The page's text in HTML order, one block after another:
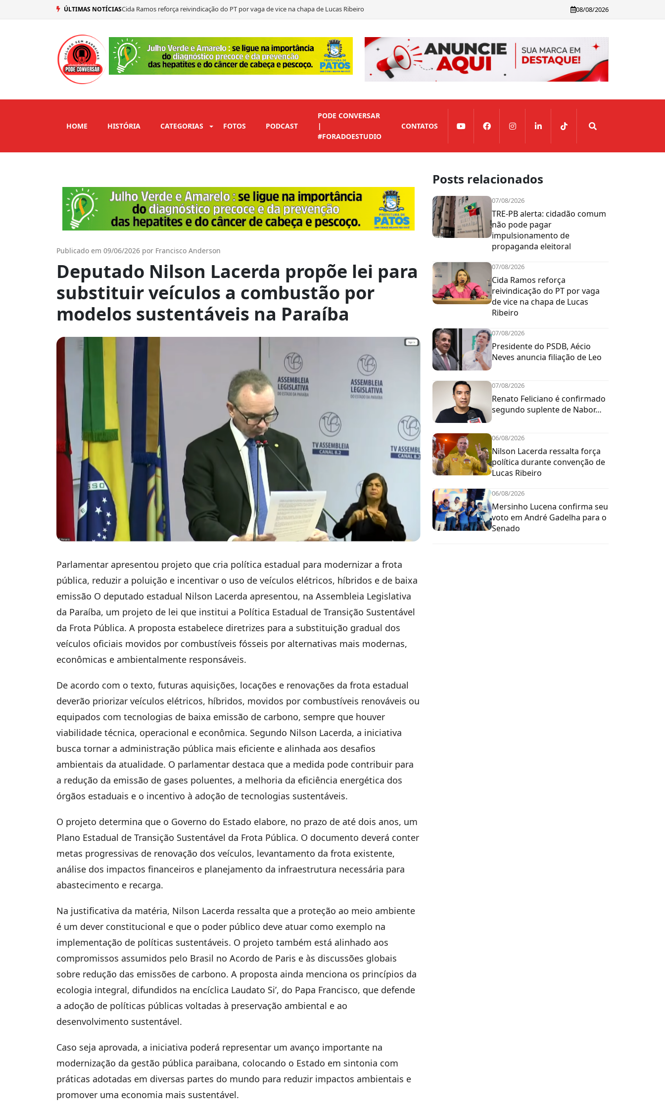
ÚLTIMAS NOTÍCIASCida Ramos reforça reivindicação do PT por vaga de vice na chapa de Lucas Ribeiro
Presidente do PSDB, Aécio Neves anuncia filiação de Leo
Nilson Lacerda ressalta força política durante convenção de Lucas Ribeiro
08/08/2026
HOME HISTÓRIA CATEGORIAS FOTOS PODCAST
PODE CONVERSAR
|
#FORADOESTUDIO
CONTATOS
Publicado em 09/06/2026 por Francisco Anderson
Deputado Nilson Lacerda propõe lei para
substituir veículos a combustão por
modelos sustentáveis na Paraíba
Parlamentar apresentou projeto que cria política estadual para modernizar a frota
pública, reduzir a poluição e incentivar o uso de veículos elétricos, híbridos e de baixa
emissão O deputado estadual Nilson Lacerda apresentou, na Assembleia Legislativa
da Paraíba, um projeto de lei que institui a Política Estadual de Transição Sustentável
da Frota Pública. A proposta estabelece diretrizes para a substituição gradual dos
veículos oficiais movidos por combustíveis fósseis por alternativas mais modernas,
econômicas e ambientalmente responsáveis.
De acordo com o texto, futuras aquisições, locações e renovações da frota estadual
deverão priorizar veículos elétricos, híbridos, movidos por combustíveis renováveis ou
equipados com tecnologias de baixa emissão de carbono, sempre que houver
viabilidade técnica, operacional e econômica. Segundo Nilson Lacerda, a iniciativa
busca tornar a administração pública mais eficiente e alinhada aos desafios
ambientais da atualidade. O parlamentar destaca que a medida pode contribuir para
a redução da emissão de gases poluentes, a melhoria da eficiência energética dos
órgãos estaduais e o incentivo à adoção de tecnologias sustentáveis.
O projeto determina que o Governo do Estado elabore, no prazo de até dois anos, um
Plano Estadual de Transição Sustentável da Frota Pública. O documento deverá conter
metas progressivas de renovação dos veículos, levantamento da frota existente,
análise dos impactos financeiros e planejamento da infraestrutura necessária para
abastecimento e recarga.
Na justificativa da matéria, Nilson Lacerda ressalta que a proteção ao meio ambiente
é um dever constitucional e que o poder público deve atuar como exemplo na
implementação de políticas sustentáveis. O projeto também está alinhado aos
compromissos assumidos pelo Brasil no Acordo de Paris e às discussões globais
sobre redução das emissões de carbono. A proposta ainda menciona os princípios da
ecologia integral, difundidos na encíclica Laudato Si’, do Papa Francisco, que defende
a adoção de políticas públicas voltadas à preservação ambiental e ao
desenvolvimento sustentável.
Caso seja aprovada, a iniciativa poderá representar um avanço importante na
modernização da gestão pública paraibana, colocando o Estado em sintonia com
práticas adotadas em diversas partes do mundo para reduzir impactos ambientais e
promover uma economia mais sustentável.
Posts relacionados
07/08/2026
TRE-PB alerta: cidadão comum
não pode pagar
impulsionamento de
propaganda eleitoral
07/08/2026
Cida Ramos reforça
reivindicação do PT por vaga
de vice na chapa de Lucas
Ribeiro
07/08/2026
Presidente do PSDB, Aécio
Neves anuncia filiação de Leo
07/08/2026
Renato Feliciano é confirmado
segundo suplente de Nabor…
06/08/2026
Nilson Lacerda ressalta força
política durante convenção de
Lucas Ribeiro
06/08/2026
Mersinho Lucena confirma seu
voto em André Gadelha para o
Senado